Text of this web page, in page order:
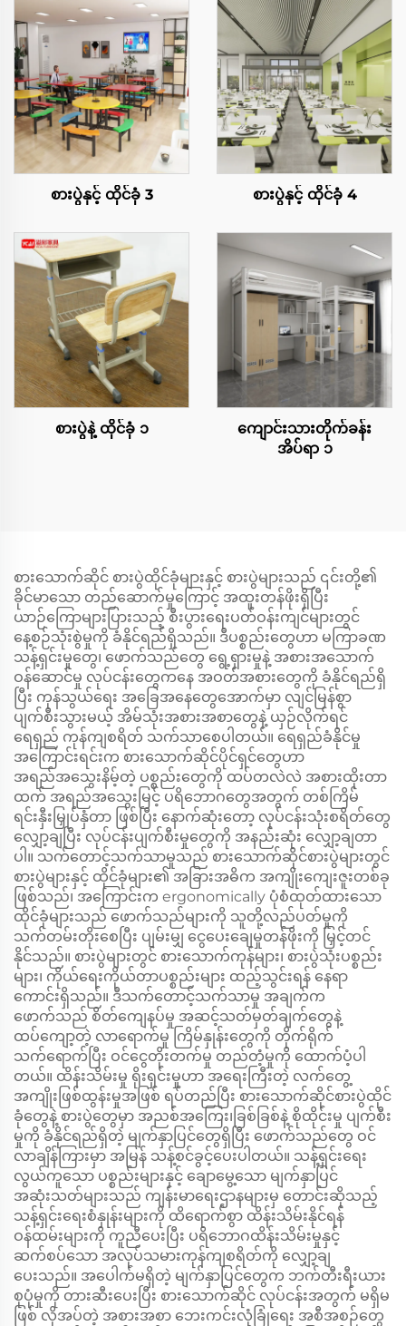
စားပွဲနှင့် ထိုင်ခုံ 3 စားပွဲနှင့် ထိုင်ခုံ 4
စားပွဲနဲ့ ထိုင်ခုံ ၁
ကျောင်းသားတိုက်ခန်း
အိပ်ရာ ၁
စားသောက်ဆိုင် စားပွဲထိုင်ခုံများနှင့် စားပွဲများသည် ၎င်းတို့၏
ခိုင်မာသော တည်ဆောက်မှုကြောင့် အထူးတန်ဖိုးရှိပြီး
ယာဉ်ကြောများပြားသည့် စီးပွားရေးပတ်ဝန်းကျင်များတွင်
နေ့စဉ်သုံးစွဲမှုကို ခံနိုင်ရည်ရှိသည်။ ဒီပစ္စည်းတွေဟာ မကြာခဏ
သန့်ရှင်းမှုတွေ၊ ဖောက်သည်တွေ ရွေ့ရှားမှုနဲ့ အစားအသောက်
ဝန်ဆောင်မှု လုပ်ငန်းတွေကနေ အဝတ်အစားတွေကို ခံနိုင်ရည်ရှိ
ပြီး ကုန်သွယ်ရေး အခြေအနေတွေအောက်မှာ လျင်မြန်စွာ
ပျက်စီးသွားမယ့် အိမ်သုံးအစားအစာတွေနဲ့ ယှဉ်လိုက်ရင်
ရေရှည် ကုန်ကျစရိတ် သက်သာစေပါတယ်။ ရေရှည်ခံနိုင်မှု
အကြောင်းရင်းက စားသောက်ဆိုင်ပိုင်ရှင်တွေဟာ
အရည်အသွေးနိမ့်တဲ့ ပစ္စည်းတွေကို ထပ်တလဲလဲ အစားထိုးတာ
ထက် အရည်အသွေးမြင့် ပရိဘောဂတွေအတွက် တစ်ကြိမ်
ရင်းနှီးမြှုပ်နှံတာ ဖြစ်ပြီး နောက်ဆုံးတော့ လုပ်ငန်းသုံးစရိတ်တွေ
လျှော့ချပြီး လုပ်ငန်းပျက်စီးမှုတွေကို အနည်းဆုံး လျှော့ချတာ
ပါ။ သက်တောင့်သက်သာမှုသည် စားသောက်ဆိုင်စားပွဲများတွင်
စားပွဲများနှင့် ထိုင်ခုံများ၏ အခြားအဓိက အကျိုးကျေးဇူးတစ်ခု
ဖြစ်သည်၊ အကြောင်းက ergonomically ပုံစံထုတ်ထားသော
ထိုင်ခုံများသည် ဖောက်သည်များကို သူတို့လည်ပတ်မှုကို
သက်တမ်းတိုးစေပြီး ပျမ်းမျှ ငွေပေးချေမှုတန်ဖိုးကို မြှင့်တင်
နိုင်သည်။ စားပွဲများတွင် စားသောက်ကုန်များ၊ စားပွဲသုံးပစ္စည်း
များ၊ ကိုယ်ရေးကိုယ်တာပစ္စည်းများ ထည့်သွင်းရန် နေရာ
ကောင်းရှိသည်။ ဒီသက်တောင့်သက်သာမှု အချက်က
ဖောက်သည် စိတ်ကျေနပ်မှု အဆင့်သတ်မှတ်ချက်တွေနဲ့
ထပ်ကျော့တဲ့ လာရောက်မှု ကြိမ်နှုန်းတွေကို တိုက်ရိုက်
သက်ရောက်ပြီး ဝင်ငွေတိုးတက်မှု တည်တံ့မှုကို ထောက်ပံ့ပါ
တယ်။ ထိန်းသိမ်းမှု ရိုးရှင်းမှုဟာ အရေးကြီးတဲ့ လက်တွေ့
အကျိုးဖြစ်ထွန်းမှုအဖြစ် ရပ်တည်ပြီး စားသောက်ဆိုင်စားပွဲထိုင်
ခုံတွေနဲ့ စားပွဲတွေမှာ အညစ်အကြေး၊ခြစ်ခြစ်နဲ့ စိုထိုင်းမှု ပျက်စီး
မှုကို ခံနိုင်ရည်ရှိတဲ့ မျက်နှာပြင်တွေရှိပြီး ဖောက်သည်တွေ ဝင်
လာချိန်ကြားမှာ အမြန် သန့်စင်ခွင့်ပေးပါတယ်။ သန့်ရှင်းရေး
လွယ်ကူသော ပစ္စည်းများနှင့် ချောမွေ့သော မျက်နှာပြင်
အဆုံးသတ်များသည် ကျန်းမာရေးဌာနများမှ တောင်းဆိုသည့်
သန့်ရှင်းရေးစံနှုန်းများကို ထိရောက်စွာ ထိန်းသိမ်းနိုင်ရန်
ဝန်ထမ်းများကို ကူညီပေးပြီး ပရိဘောဂထိန်းသိမ်းမှုနှင့်
ဆက်စပ်သော အလုပ်သမားကုန်ကျစရိတ်ကို လျှော့ချ
ပေးသည်။ အပေါက်မရှိတဲ့ မျက်နှာပြင်တွေက ဘက်တီးရီးယား
စုပုံမှုကို တားဆီးပေးပြီး စားသောက်ဆိုင် လုပ်ငန်းအတွက် မရှိမ
ဖြစ် လိုအပ်တဲ့ အစားအစာ ဘေးကင်းလုံခြုံရေး အစီအစဉ်တွေ